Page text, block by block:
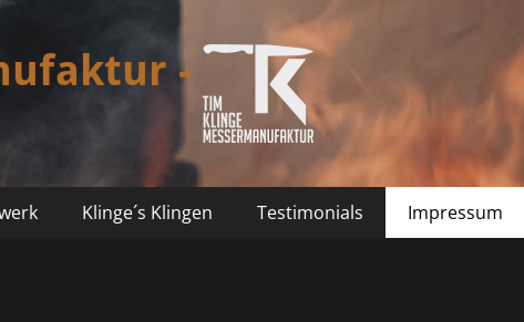
-
Klinge´s Klingen Testimonials Impressum